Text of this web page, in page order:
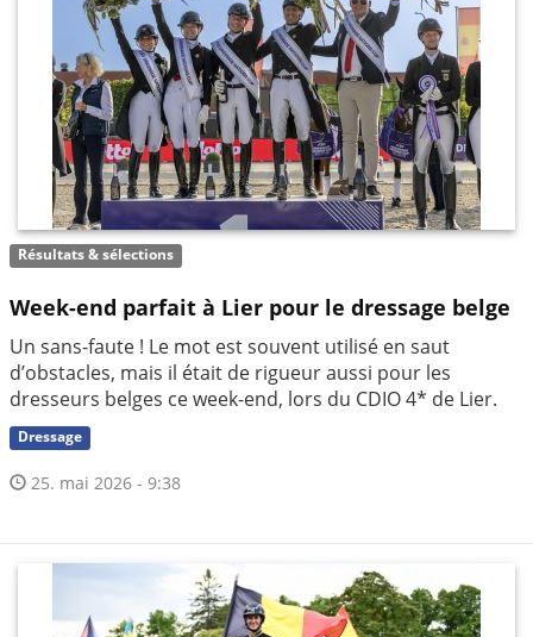
Résultats & sélections
Week-end parfait à Lier pour le dressage belge
Un sans-faute ! Le mot est souvent utilisé en saut
d’obstacles, mais il était de rigueur aussi pour les
dresseurs belges ce week-end, lors du CDIO 4* de Lier.
Dressage
25. mai 2026 - 9:38